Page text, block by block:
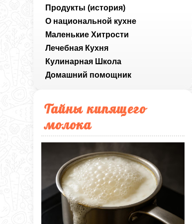
Продукты (история)
О национальной кухне
Маленькие Хитрости
Лечебная Кухня
Кулинарная Школа
Домашний помощник
Тайны кипящего
молока